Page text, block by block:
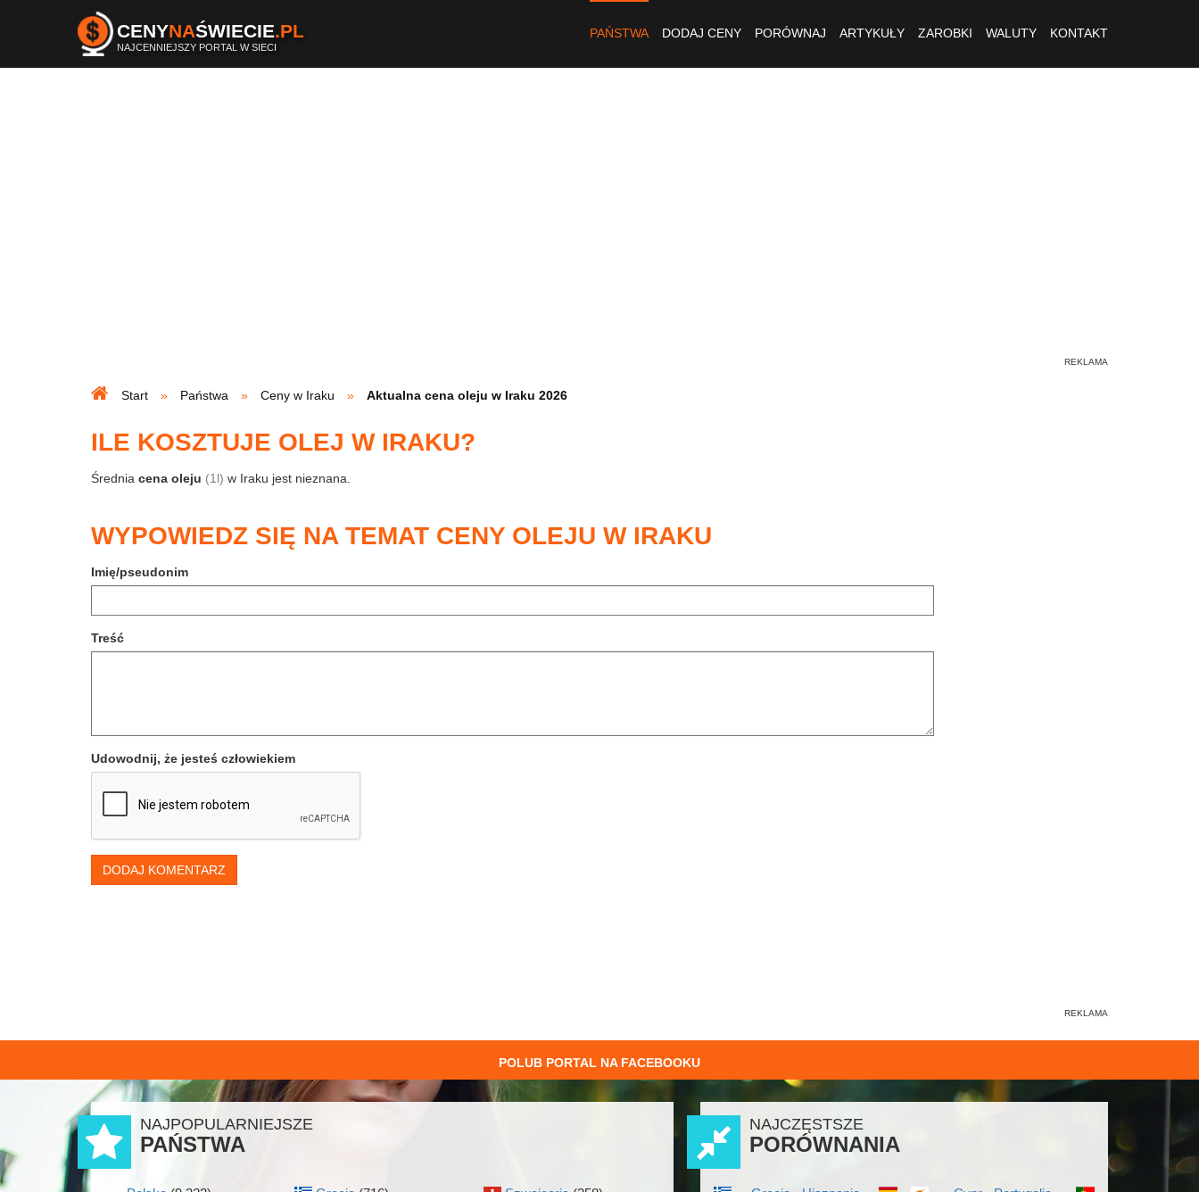
CENYNAŚWIECIE.PL
NAJCENNIEJSZY PORTAL W SIECI
PAŃSTWA DODAJ CENY PORÓWNAJ ARTYKUŁY ZAROBKI WALUTY KONTAKT
Start Państwa Ceny w Iraku Aktualna cena oleju w Iraku 2026
ILE KOSZTUJE OLEJ W IRAKU?
Średnia cena oleju (1l) w Iraku jest nieznana.
WYPOWIEDZ SIĘ NA TEMAT CENY OLEJU W IRAKU
Imię/pseudonim
Treść
Udowodnij, że jesteś człowiekiem
DODAJ KOMENTARZ
POLUB PORTAL NA FACEBOOKU
NAJPOPULARNIEJSZE
PAŃSTWA
NAJCZĘSTSZE
PORÓWNANIA